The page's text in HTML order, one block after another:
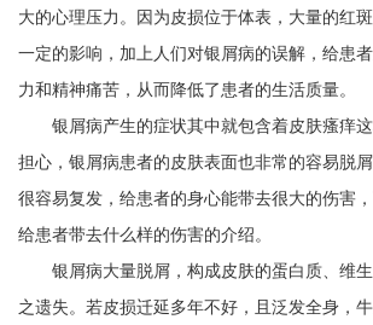
大的心理压力。因为皮损位于体表，大量的红
一定的影响，加上人们对银屑病的误解，给患
力和精神痛苦，从而降低了患者的生活质量。
银屑病产生的症状其中就包含着皮肤瘙痒
担心，银屑病患者的皮肤表面也非常的容易脱
很容易复发，给患者的身心能带去很大的伤害
给患者带去什么样的伤害的介绍。
银屑病大量脱屑，构成皮肤的蛋白质、维
之遗失。若皮损迁延多年不好，且泛发全身，